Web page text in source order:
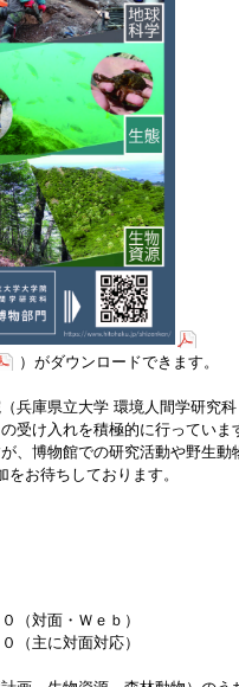
）がダウンロードできます。
兵庫県立大学 環境人間学研究
受け入れを積極的に行っていま
、博物館での研究活動や野生動
お待ちしております。
対面・Ｗｅｂ）
に対面対応）